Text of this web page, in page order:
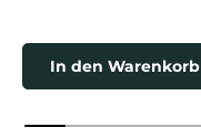
In den Warenkorb